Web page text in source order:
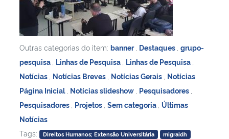
Outras categorias do item: banner Destaques grupo-
pesquisa Linhas de Pesquisa Linhas de Pesquisa
Notícias Notícias Breves Notícias Gerais Notícias
Página Inicial Notícias slideshow Pesquisadores
Pesquisadores Projetos Sem categoria Últimas
Notícias
Tags:
Direitos Humanos; Extensão Universitária
migraidh